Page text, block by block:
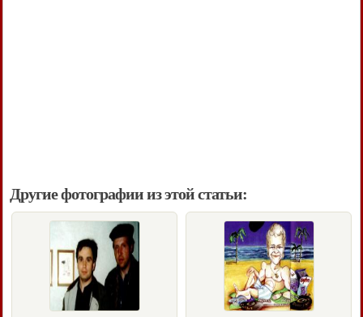
Другие фотографии из этой статьи: